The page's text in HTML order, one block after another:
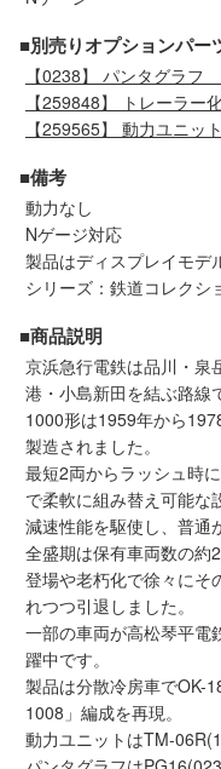
中国・四国
お役立ち情報
鉄道模型の情報
メルマガ登録
ご注文方法
ヘルプページ
お問い合せ
ログイン/マイページ
お気に入りリスト
新規会員登録
■別売りオプションパー
【0238】 パンタグラフ
【259848】 トレーラー
【259565】 動力ユニ
■備考
動力なし
Nゲージ対応
製品はディスプレイモデ
シリーズ：鉄道コレクシ
■商品説明
京浜急行電鉄は品川・泉
港・小島新田を結ぶ路線
1000形は1959年から
製造されました。
最短2両からラッシュ時
で柔軟に組み替え可能な
減速性能を駆使し、普通
全盛期は保有車両数の約
登場や老朽化で徐々にそ
れつつ引退しました。
一部の車両が高松琴平電
躍中です。
製品は分散冷房車でOK-
1008」編成を再現。
動力ユニットはTM-